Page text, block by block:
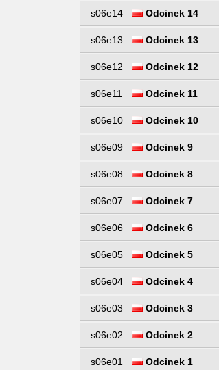
s06e14 Odcinek 14
s06e13 Odcinek 13
s06e12 Odcinek 12
s06e11 Odcinek 11
s06e10 Odcinek 10
s06e09 Odcinek 9
s06e08 Odcinek 8
s06e07 Odcinek 7
s06e06 Odcinek 6
s06e05 Odcinek 5
s06e04 Odcinek 4
s06e03 Odcinek 3
s06e02 Odcinek 2
s06e01 Odcinek 1